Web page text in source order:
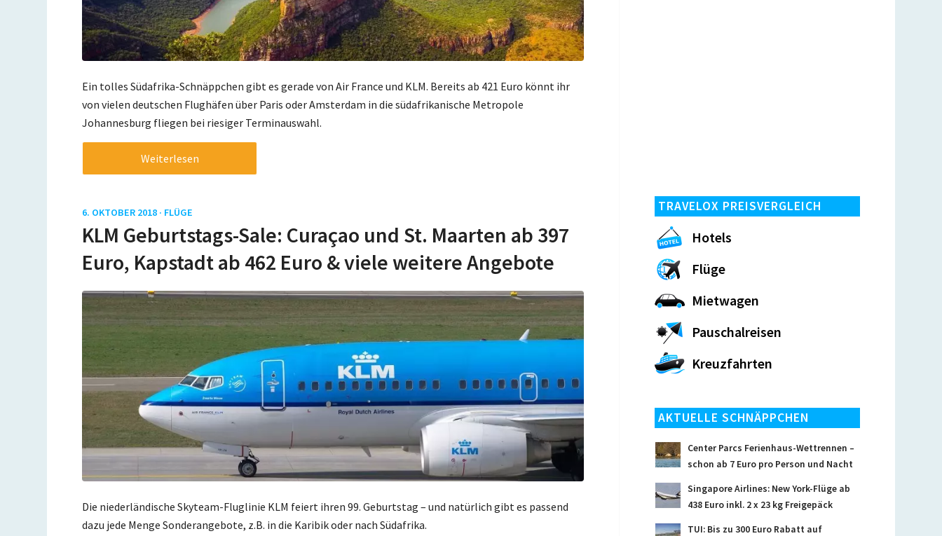
Ein tolles Südafrika-Schnäppchen gibt es gerade von Air France und KLM. Bereits ab 421 Euro könnt ihr
von vielen deutschen Flughäfen über Paris oder Amsterdam in die südafrikanische Metropole
Johannesburg fliegen bei riesiger Terminauswahl.
Weiterlesen
6. OKTOBER 2018 · FLÜGE
KLM Geburtstags-Sale: Curaçao und St. Maarten ab 397
Euro, Kapstadt ab 462 Euro & viele weitere Angebote
Die niederländische Skyteam-Fluglinie KLM feiert ihren 99. Geburtstag – und natürlich gibt es passend
dazu jede Menge Sonderangebote, z.B. in die Karibik oder nach Südafrika.
TRAVELOX PREISVERGLEICH
Hotels
Flüge
Mietwagen
Pauschalreisen
Kreuzfahrten
AKTUELLE SCHNÄPPCHEN
Center Parcs Ferienhaus-Wettrennen –
schon ab 7 Euro pro Person und Nacht
Singapore Airlines: New York-Flüge ab
438 Euro inkl. 2 x 23 kg Freigepäck
TUI: Bis zu 300 Euro Rabatt auf